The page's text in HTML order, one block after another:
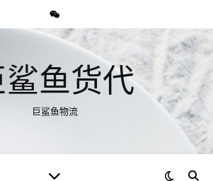
鲨鱼货代
巨鲨鱼物流